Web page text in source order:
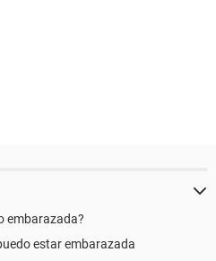
embarazada?
estar embarazada